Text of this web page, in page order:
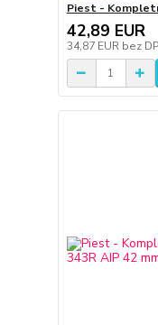
Piest -
42,89 EUR
34,87 EUR bez